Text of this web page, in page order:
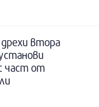
дрехи втора
част от